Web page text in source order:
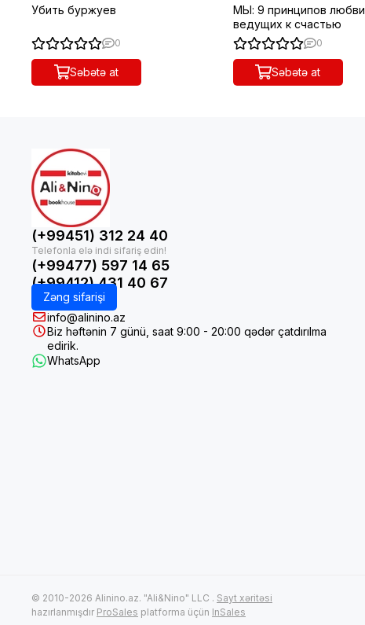
Убить буржуев
0
Səbətə at
МЫ: 9 принципов любви,
ведущих к счастью
0
Səbətə at
(+99451) 312 24 40
(+99477) 597 14 65
(+99412) 431 40 67
Zəng sifarişi
info@alinino.az
Biz həftənin 7 günü, saat 9:00 - 20:00 qədər çatdırılma
edirik.
WhatsApp
© 2010-2026 Alinino.az. "Ali&Nino" LLC . Sayt xəritəsi
hazırlanmışdır ProSales platforma üçün InSales